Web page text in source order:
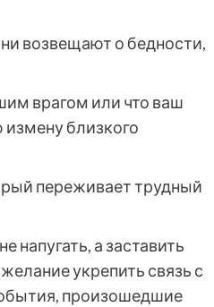
возвещают о бедности,
врагом или что ваш
близкого
переживает трудный
напугать, а заставить
укрепить связь с
произошедшие